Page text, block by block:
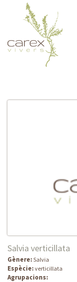
Salvia verticillata
Gènere: Salvia
Espècie: verticillata
Agrupacions: